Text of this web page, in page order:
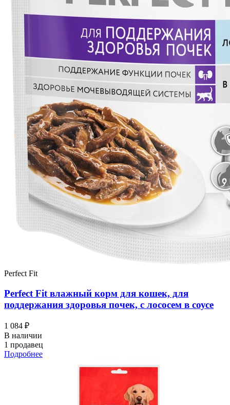
Perfect Fit
Perfect Fit влажный корм для кошек, для
поддержания здоровья почек, с лососем в соусе
1 084 ₽
В наличии
1 продавец
Подробнее